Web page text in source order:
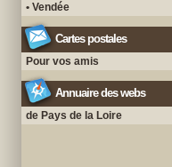
• Vendée
Cartes postales
Pour vos amis
Annuaire des webs
de Pays de la Loire